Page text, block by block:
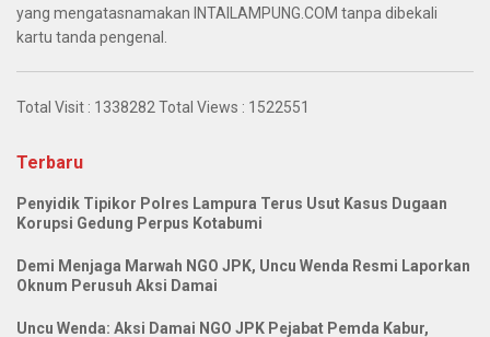
yang mengatasnamakan INTAILAMPUNG.COM tanpa dibekali
kartu tanda pengenal.
Total Visit : 1338282 Total Views : 1522551
Terbaru
Penyidik Tipikor Polres Lampura Terus Usut Kasus Dugaan
Korupsi Gedung Perpus Kotabumi
Demi Menjaga Marwah NGO JPK, Uncu Wenda Resmi Laporkan
Oknum Perusuh Aksi Damai
Uncu Wenda: Aksi Damai NGO JPK Pejabat Pemda Kabur,